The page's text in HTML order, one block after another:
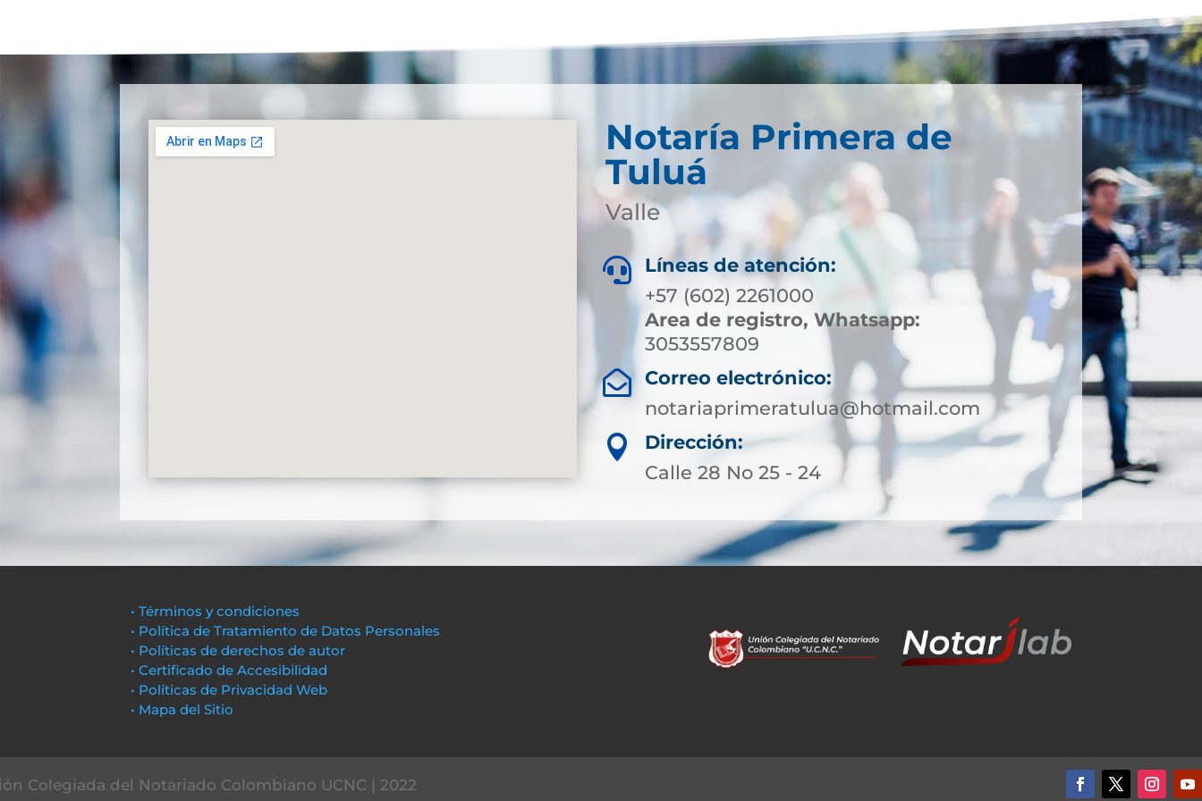
Notaría Primera de
Tuluá
Valle

Líneas de atención:
+57 (602) 2261000
Area de registro, Whatsapp:
3053557809

Correo electrónico:
notariaprimeratulua@hotmail.com

Dirección:
Calle 28 No 25 - 24
• Términos y condiciones
• Política de Tratamiento de Datos Personales
• Políticas de derechos de autor
• Certificado de Accesibilidad
• Políticas de Privacidad Web
• Mapa del Sitio
Colegiada del Notariado Colombiano UCNC | 2022